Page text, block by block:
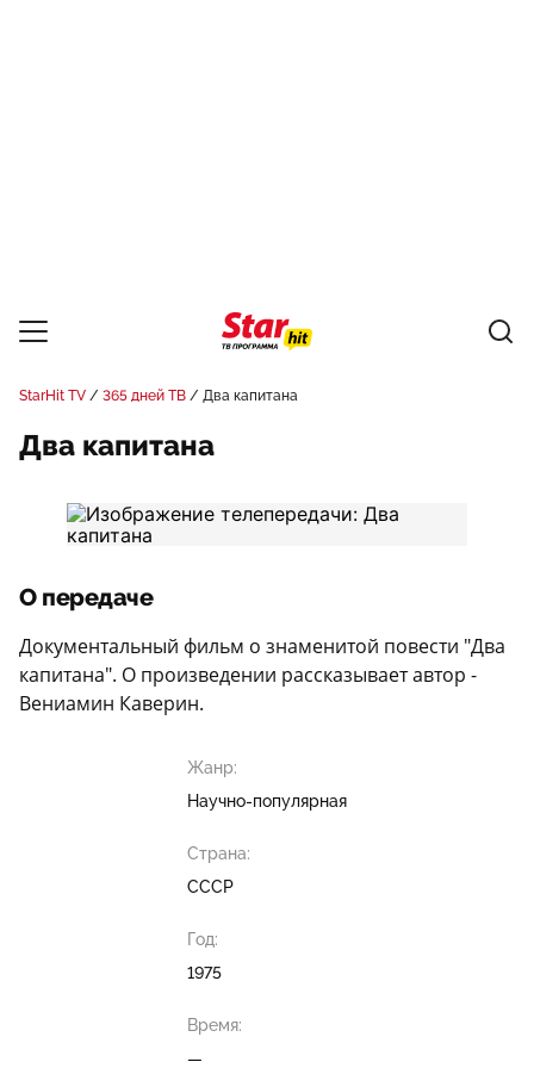
StarHit TV 365 дней ТВ Два капитана
Два капитана
О передаче
Документальный фильм о знаменитой повести "Два
капитана". О произведении рассказывает автор -
Вениамин Каверин.
Жанр:
Научно-популярная
Страна:
СССР
Год:
1975
Время:
—